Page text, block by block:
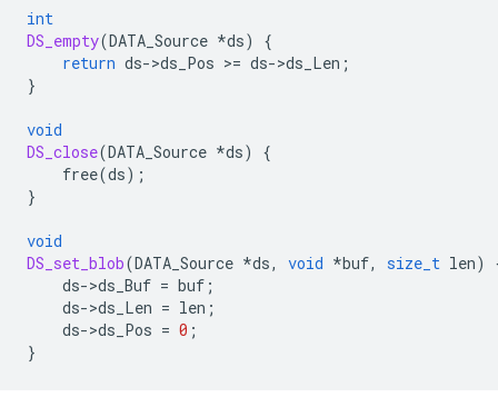
int
DS_empty(DATA_Source *ds)
{
return ds->ds_Pos >= ds->ds_Len ;
}
void
DS_close(DATA_Source *ds)
{
free(ds);
}
void
DS_set_blob(DATA_Source *ds, void *buf, size_t len)
ds->ds_Buf = buf ;
ds->ds_Len = len ;
ds->ds_Pos = 0 ;
}